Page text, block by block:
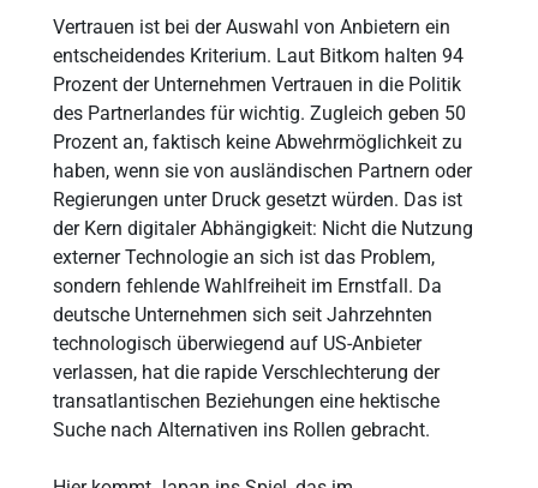
Vertrauen ist bei der Auswahl von Anbietern ein
entscheidendes Kriterium. Laut Bitkom halten 94
Prozent der Unternehmen Vertrauen in die Politik
des Partnerlandes für wichtig. Zugleich geben 50
Prozent an, faktisch keine Abwehrmöglichkeit zu
haben, wenn sie von ausländischen Partnern oder
Regierungen unter Druck gesetzt würden. Das ist
der Kern digitaler Abhängigkeit: Nicht die Nutzung
externer Technologie an sich ist das Problem,
sondern fehlende Wahlfreiheit im Ernstfall. Da
deutsche Unternehmen sich seit Jahrzehnten
technologisch überwiegend auf US-Anbieter
verlassen, hat die rapide Verschlechterung der
transatlantischen Beziehungen eine hektische
Suche nach Alternativen ins Rollen gebracht.